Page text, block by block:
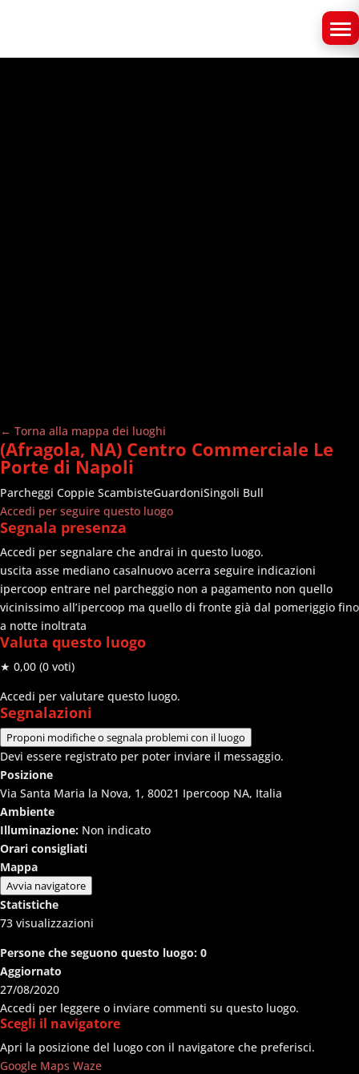
← Torna alla mappa dei luoghi
(Afragola, NA) Centro Commerciale Le
Porte di Napoli
Parcheggi Coppie ScambisteGuardoniSingoli Bull
Accedi per seguire questo luogo
Segnala presenza
Accedi per segnalare che andrai in questo luogo.
uscita asse mediano casalnuovo acerra seguire indicazioni
ipercoop entrare nel parcheggio non a pagamento non quello
vicinissimo all’ipercoop ma quello di fronte già dal pomeriggio fino
a notte inoltrata
Valuta questo luogo
★ 0,00 (0 voti)
Accedi per valutare questo luogo.
Segnalazioni
Proponi modifiche o segnala problemi con il luogo
Devi essere registrato per poter inviare il messaggio.
Posizione
Via Santa Maria la Nova, 1, 80021 Ipercoop NA, Italia
Ambiente
Illuminazione: Non indicato
Orari consigliati
Mappa
Avvia navigatore
Statistiche
73 visualizzazioni
Persone che seguono questo luogo: 0
Aggiornato
27/08/2020
Accedi per leggere o inviare commenti su questo luogo.
Scegli il navigatore
Apri la posizione del luogo con il navigatore che preferisci.
Google Maps Waze